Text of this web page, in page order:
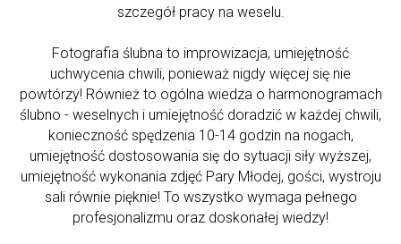
szczegół pracy na weselu.
Fotografia ślubna to improwizacja, umiejętność
uchwycenia chwili, ponieważ nigdy więcej się nie
powtórzy! Również to ogólna wiedza o harmonogramach
ślubno - weselnych i umiejętność doradzić w każdej chwili,
konieczność spędzenia 10-14 godzin na nogach,
umiejętność dostosowania się do sytuacji siły wyższej,
umiejętność wykonania zdjęć Pary Młodej, gości, wystroju
sali równie pięknie! To wszystko wymaga pełnego
profesjonalizmu oraz doskonałej wiedzy!